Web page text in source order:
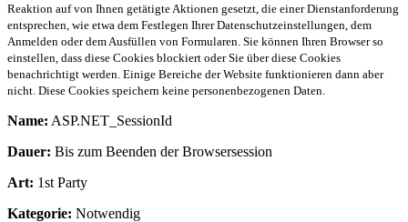
Reaktion auf von Ihnen getätigte Aktionen gesetzt, die einer Dienstanforderung
entsprechen, wie etwa dem Festlegen Ihrer Datenschutzeinstellungen, dem
Anmelden oder dem Ausfüllen von Formularen. Sie können Ihren Browser so
einstellen, dass diese Cookies blockiert oder Sie über diese Cookies
benachrichtigt werden. Einige Bereiche der Website funktionieren dann aber
nicht. Diese Cookies speichern keine personenbezogenen Daten.
Name: ASP.NET_SessionId
Dauer: Bis zum Beenden der Browsersession
Art: 1st Party
Kategorie: Notwendig